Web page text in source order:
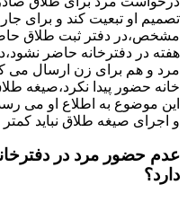
تصمیم او تبعیت کند و برای
مشخص،در دفتر ثبت طلاق
هفته در دفترخانه حاضر
مرد و هم برای زن ارسال می
خانه حضور پیدا نکرد،صیغه
این موضوع به اطلاع او می
و اجرای صیغه طلاق نباید کمتر
عدم حضور مرد در
دارد؟